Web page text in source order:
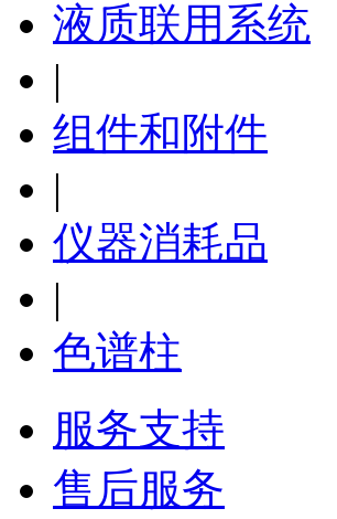
液质联用系统
|
组件和附件
|
仪器消耗品
|
色谱柱
服务支持
售后服务